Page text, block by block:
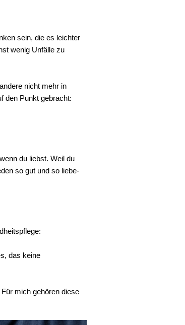
sein, die es leichter
wenig Unfälle zu
nicht mehr in
den Punkt gebracht:
du liebst. Weil du
so gut und so liebe-
das keine
mich gehören diese